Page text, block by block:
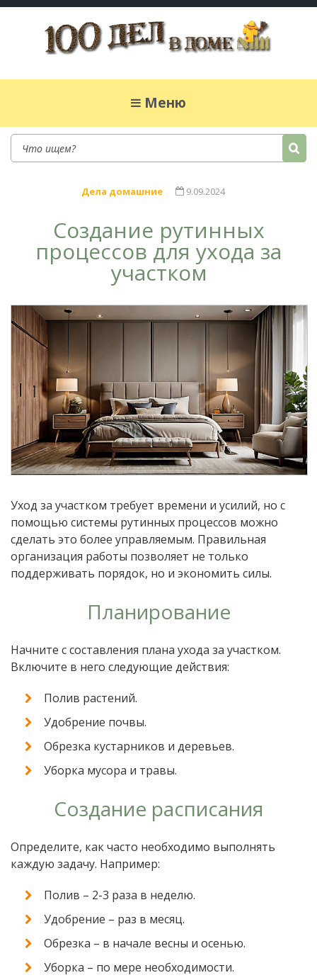
простые рецепты.Меню
Дела домашние 9.09.2024
Создание рутинных
процессов для ухода за
участком
Уход за участком требует времени и усилий, но с
помощью системы рутинных процессов можно
сделать это более управляемым. Правильная
организация работы позволяет не только
поддерживать порядок, но и экономить силы.
Планирование
Начните с составления плана ухода за участком.
Включите в него следующие действия:
Полив растений.
Удобрение почвы.
Обрезка кустарников и деревьев.
Уборка мусора и травы.
Создание расписания
Определите, как часто необходимо выполнять
каждую задачу. Например:
Полив – 2-3 раза в неделю.
Удобрение – раз в месяц.
Обрезка – в начале весны и осенью.
Уборка – по мере необходимости.